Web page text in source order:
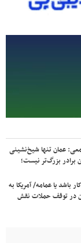
عمان تنها شیخ‌نشینی
برادر بزرگ‌تر نیست؛
باشد یا عمامه/ آمریکا به
در توقف حملات نقش